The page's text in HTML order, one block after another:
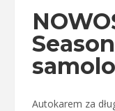
Autokarem za